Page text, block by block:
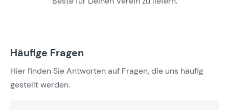
Häufige Fragen
Hier finden Sie Antworten auf Fragen, die uns häufig
gestellt werden.